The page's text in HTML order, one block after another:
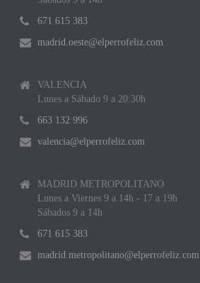
671 615 383
madrid.oeste@elperrofeliz.com
VALENCIA
Lunes a Sábado 9 a 20:30h
663 132 996
valencia@elperrofeliz.com
MADRID METROPOLITANO
Lunes a Viernes 9 a 14h - 17 a 19h
Sábados 9 a 14h
671 615 383
madrid.metropolitano@elperrofeliz.com